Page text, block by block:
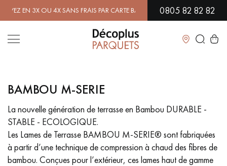
3X OU 4X SANS FRAIS PAR CARTE BANCAIRE.EN SAVOIR PLUS|
0805 82 82 82
Fermer
LES RECHERCHES LES PLUS COURANTES
PARQUET MASSIF
FLOTTANT
SOL PLAQUÉ BOIS VERITABLES PARQUETS À MOTIFS
BAMBOU M-SERIE
La nouvelle génération de terrasse en Bambou DURABLE -
STABLE - ECOLOGIQUE.
Les Lames de Terrasse BAMBOU M-SERIE® sont fabriquées
à partir d’une technique de compression à chaud des fibres de
bambou. Conçues pour l’extérieur, ces lames haut de gamme